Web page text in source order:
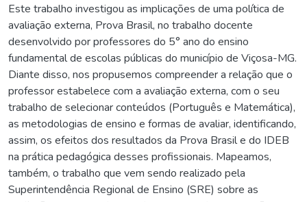
Este trabalho investigou as implicações de uma política de
avaliação externa, Prova Brasil, no trabalho docente
desenvolvido por professores do 5° ano do ensino
fundamental de escolas públicas do município de Viçosa-MG.
Diante disso, nos propusemos compreender a relação que o
professor estabelece com a avaliação externa, com o seu
trabalho de selecionar conteúdos (Português e Matemática),
as metodologias de ensino e formas de avaliar, identificando,
assim, os efeitos dos resultados da Prova Brasil e do IDEB
na prática pedagógica desses profissionais. Mapeamos,
também, o trabalho que vem sendo realizado pela
Superintendência Regional de Ensino (SRE) sobre as